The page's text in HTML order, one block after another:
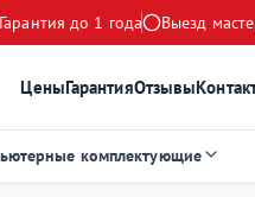
Гарантия до 1 года Выезд
ЦеныГарантияОтзывы
комплектующие